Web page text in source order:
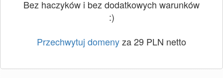
Bez haczyków i bez dodatkowych warunków
:)
Przechwytuj domenyza 29 PLN netto